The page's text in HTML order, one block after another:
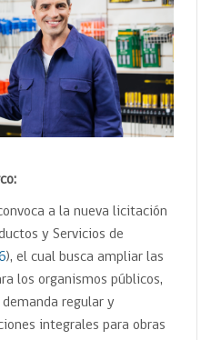
a la nueva licitación
y Servicios de
), el cual busca ampliar las
los organismos públicos,
regular y
integrales para obras